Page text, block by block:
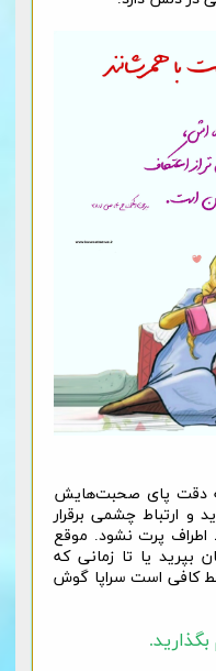
دقت پای صحبت‌هایش
و ارتباط چشمی برقرار
پرت نشود. موقع
یا تا زمانی که
کافی است سراپا گوش